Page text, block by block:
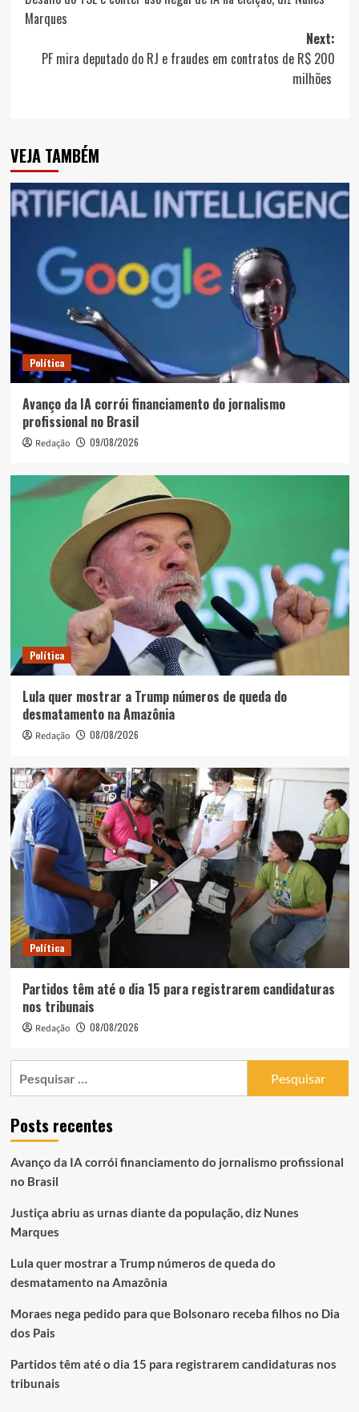
navigation
Marques
Next:
PF mira deputado do RJ e fraudes em contratos de R$ 200
milhões
VEJA TAMBÉM
Política
Avanço da IA corrói financiamento do jornalismo
profissional no Brasil
Redação 09/08/2026
Política
Lula quer mostrar a Trump números de queda do
desmatamento na Amazônia
Redação 08/08/2026
Política
Partidos têm até o dia 15 para registrarem candidaturas
nos tribunais
Redação 08/08/2026
Posts recentes
Avanço da IA corrói financiamento do jornalismo profissional
no Brasil
Justiça abriu as urnas diante da população, diz Nunes
Marques
Lula quer mostrar a Trump números de queda do
desmatamento na Amazônia
Moraes nega pedido para que Bolsonaro receba filhos no Dia
dos Pais
Partidos têm até o dia 15 para registrarem candidaturas nos
tribunais